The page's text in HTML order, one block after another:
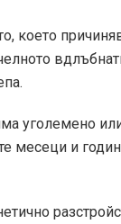
което
уголемено
месеци и